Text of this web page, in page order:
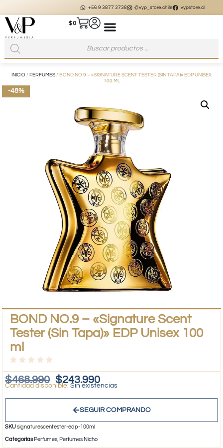
+56 9 3877 3738 @vyp_store.chile vypstore.cl
$0
INICIO / PERFUMES / BOND NO.9 – «SIGNATURE SCENT TESTER (SIN TAPA)» EDP UNISEX
100 ML
-48%
BOND NO.9 – «Signature Scent
Tester (Sin Tapa)» EDP Unisex 100
ml
$468.990 $243.990
Sin existencias
SEGUIR COMPRANDO
SKUsignaturescentester-edp-100ml
Categorías Perfumes, Perfumes Nicho